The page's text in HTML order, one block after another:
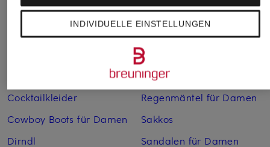
Bademäntel für Herren
Cocktailkleider
Cowboy Boots für Damen
Dirndl
Lederjacken für Herren
Leinenkleider
Maxikleider
Regenmäntel für Damen
Sakkos
Sandalen für Damen
INDIVIDUELLE EINSTELLUNGEN